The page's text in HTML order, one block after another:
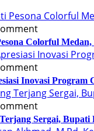
Colorful
Inovasi
Sergai,